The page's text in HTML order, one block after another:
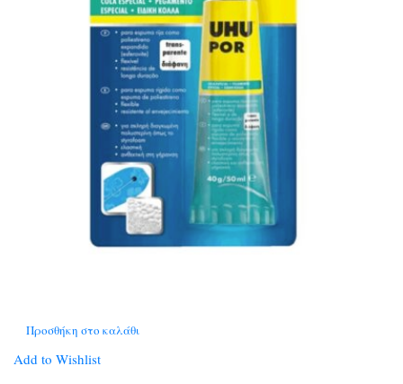
Προσθήκη στο καλάθι
Add to Wishlist